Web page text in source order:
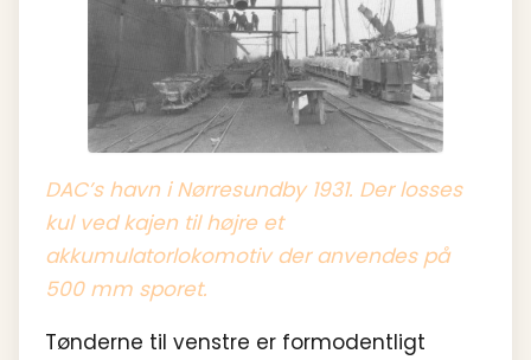
DAC’s havn i Nørresundby 1931. Der losses
kul ved kajen til højre et
akkumulatorlokomotiv der anvendes på
500 mm sporet.
Tønderne til venstre er formodentligt